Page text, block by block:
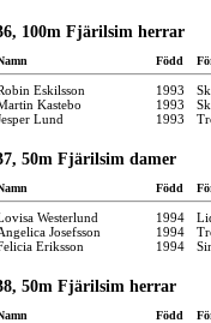
100m Fjärilsim herrar
Född
Eskilsson 1993
Kastebo 1993
Lund 1993
50m Fjärilsim damer
Född
Westerlund 1994
Josefsson 1994
Eriksson 1994
50m Fjärilsim herrar
Född